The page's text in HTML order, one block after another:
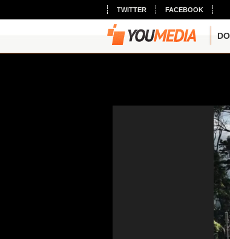
TWITTER FACEBOOK